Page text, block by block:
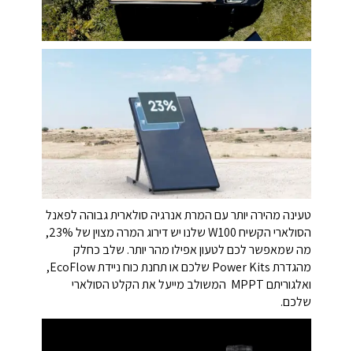
טעינה מהירה יותר עם המרת אנרגיה סולארית גבוהה לפאנל
הסולארי הקשיח W100 שלנו יש דירוג המרה מצוין של 23%,
מה שמאפשר לכם לטעון אפילו מהר יותר. שלב כחלק
מהגדרת Power Kits שלכם או תחנת כוח ניידת EcoFlow,
ואלגוריתם MPPT המשולב מייעל את הקלט הסולארי
שלכם.